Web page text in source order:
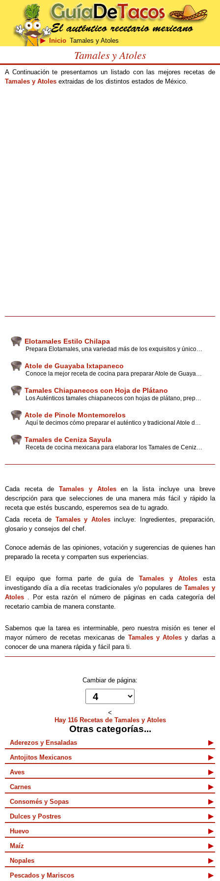
Inicio Tamales y Atoles
Tamales y Atoles
A Continuación te presentamos un listado con las mejores recetas de
Tamales y Atoles extraidas de los distintos estados de México.
Elotamales Estilo Chilapa
Atole de Guayaba Ixtapaneco
Tamales Chiapanecos con Hoja de Plátano
Atole de Pinole Montemorelos
Tamales de Ceniza Sayula
Cada receta de Tamales y Atolesen la lista incluye una breve
descripción para que selecciones de una manera más fácil y rápido la
receta que estés buscando, esperemos sea de tu agrado.
Cada receta de Tamales y Atolesincluye: Ingredientes, preparación,
glosario y consejos del chef.
Conoce además de las opiniones, votación y sugerencias de quienes han
preparado la receta y comparten sus experiencias.
El equipo que forma parte de guía deTamales y Atoles esta
investigando día a día recetas tradicionales y/o populares de Tamales y
Atoles . Por esta razón el número de páginas en cada categoría del
recetario cambia de manera constante.
Sabemos que la tarea es interminable, pero nuestra misión es tener el
mayor número de recetas mexicanas de Tamales y Atoles y darlas a
conocer de una manera rápida y fácil para ti.
Cambiar de página:
<
Hay 116 Recetas de Tamales y Atoles
Otras categorías...
Aderezos y Ensaladas
Antojitos Mexicanos
Aves
Carnes
Consomés y Sopas
Dulces y Postres
Huevo
Maíz
Nopales
Pescados y Mariscos